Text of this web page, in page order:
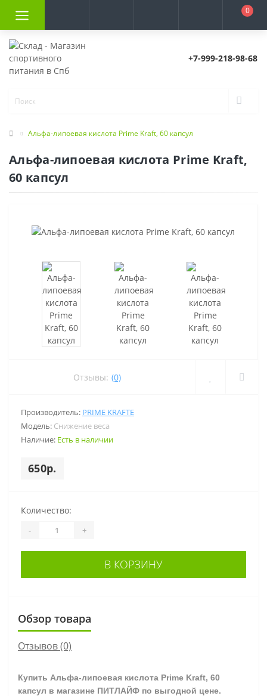
0
+7-999-218-98-68
Альфа-липоевая кислота Prime Kraft, 60 капсул
Альфа-липоевая кислота Prime Kraft,
60 капсул
Отзывы: (0)
Производитель: PRIME KRAFTE
Модель: Снижение веса
Наличие: Есть в наличии
650р.
Количество:
- +
В КОРЗИНУ
Обзор товара
Отзывов (0)
Купить Альфа-липоевая кислота Prime Kraft, 60
капсул в магазине ПИТЛАЙФ по выгодной цене.